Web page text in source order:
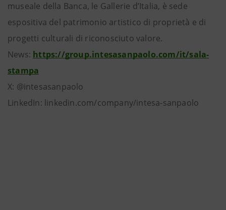
museale della Banca, le Gallerie d’Italia, è sede
espositiva del patrimonio artistico di proprietà e di
progetti culturali di riconosciuto valore.
News: https://group.intesasanpaolo.com/it/sala-
stampa
X: @intesasanpaolo
LinkedIn: linkedin.com/company/intesa-sanpaolo